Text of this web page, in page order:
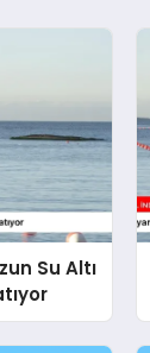
Su Altı